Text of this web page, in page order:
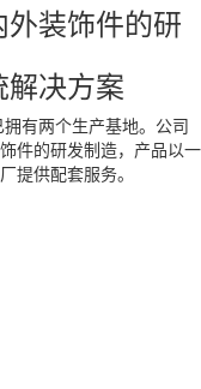
装饰件的研
决方案
有两个生产基地。公司
件的研发制造，产品以一
提供配套服务。